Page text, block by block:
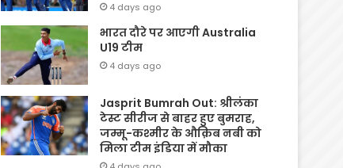
4 days ago
भारत दौरे पर आएगी Australia
U19 टीम
4 days ago
Jasprit Bumrah Out: श्रीलंका
टेस्ट सीरीज से बाहर हुए बुमराह,
जम्मू-कश्मीर के औक़िब नबी को
मिला टीम इंडिया में मौका